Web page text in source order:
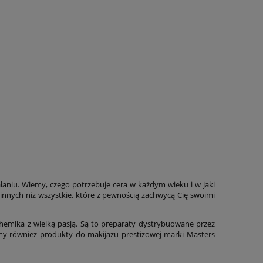
Wiemy, czego potrzebuje cera w każdym wieku i w jaki
niż wszystkie, które z pewnością zachwycą Cię swoimi
z wielką pasją. Są to preparaty dystrybuowane przez
również produkty do makijażu prestiżowej marki Masters